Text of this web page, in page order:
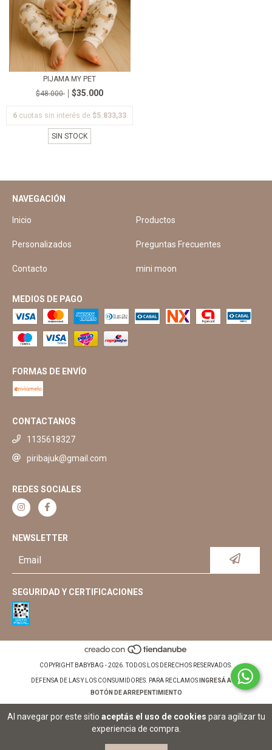
Al navegar por este sitio aceptás el uso de cookies para agilizar tu
experiencia de compra.
PIJAMA MY PET
$48.000
$35.000
6 cuotas sin interés de $5.833,33
SIN STOCK
NAVEGACIÓN
Inicio Productos
Personalizados Preguntas Frecuentes
Contacto mini moon
MEDIOS DE PAGO
FORMAS DE ENVÍO
CONTACTANOS
1135618327
piribajuk@gmail.com
REDES SOCIALES
NEWSLETTER
SEGURIDAD Y CERTIFICACIONES
COPYRIGHT BABYBAG - 2026. TODOS LOS DERECHOS RESERVADOS.
DEFENSA DE LAS Y LOS CONSUMIDORES. PARA RECLAMOS
INGRESÁ ACÁ.
BOTÓN DE ARREPENTIMIENTO